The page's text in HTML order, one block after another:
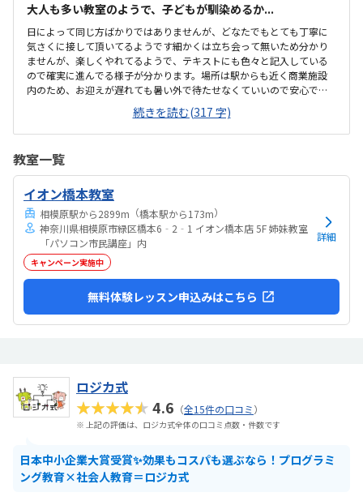
大人も多い教室のようで、子どもが馴染めるか...
日によって同じ方ばかりではありませんが、どなたでもとても丁寧に
気さくに接して頂いてるようです細かくは立ち会って無いため分かり
ませんが、楽しくやれてるようで、テキストにも色々と記入している
ので確実に進んでる様子が分かります。場所は駅からも近く商業施設
内のため、お迎えが遅れても暑い外で待たせなくていいので安心で
す。大人の方も多く通われてる教室ですが、教室内は清潔感があり、
雰囲気もよい教室で安心して通わされます。他の教室の金額をあまり
把握してませんが、個人的には小学生の習い事として通わせるのには
れたよです。親切に接して下さっているのが伝わります特にありませ
ん特にありません
続きを読む(317 字)
教室一覧
イオン橋本教室
相模原駅から2899m （橋本駅から173m）
神奈川県相模原市緑区橋本6‐2‐1 イオン橋本店 5F 姉妹教室
「パソコン市民講座」内
キャンペーン実施中
詳細
無料体験レッスン申込みはこちら
ロジカ式
★★★★★4.6 （全15件の口コミ）
※ 上記の評価は、ロジカ式全体の口コミ点数・件数です
日本中小企業大賞受賞✨効果もコスパも選ぶなら！プログラミ
ング教育×社会人教育＝ロジカ式